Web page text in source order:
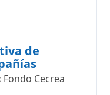
de
Fondo Cecrea